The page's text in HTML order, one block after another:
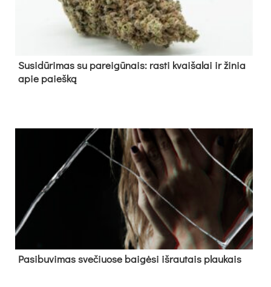
Su­si­dū­ri­mas su pa­rei­gū­nais: ras­ti kvai­ša­lai ir ži­nia
apie paieš­ką
Pa­si­bu­vi­mas sve­čiuo­se bai­gė­si iš­rau­tais plau­kais